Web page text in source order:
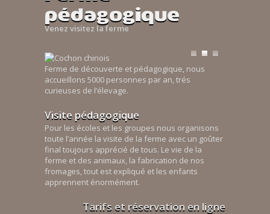
pédagogique
Venez visitez la ferme
Ferme de découverte et pédagogique, nous
accueillons 5000 personnes par an, trés
curieuses de l’élevage.
Visite pédagogique
Pour les écoles et les groupes nous organisons
toute l’année la visite de la ferme avec un goûter
final toujours apprécié de tous. Le vie de la
ferme et des animaux, la fabrication de nos
fromages, tout est expliqué et les enfants
apprennent énormément.
Tarifs et réservation en ligne